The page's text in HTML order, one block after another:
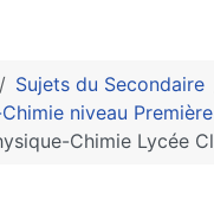
Sujets du Secondaire
niveau
Chimie Lycée